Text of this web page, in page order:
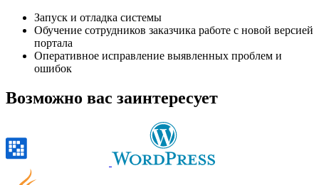
Запуск и отладка системы
Обучение сотрудников заказчика работе с новой версией
портала
Оперативное исправление выявленных проблем и
ошибок
Возможно вас заинтересует